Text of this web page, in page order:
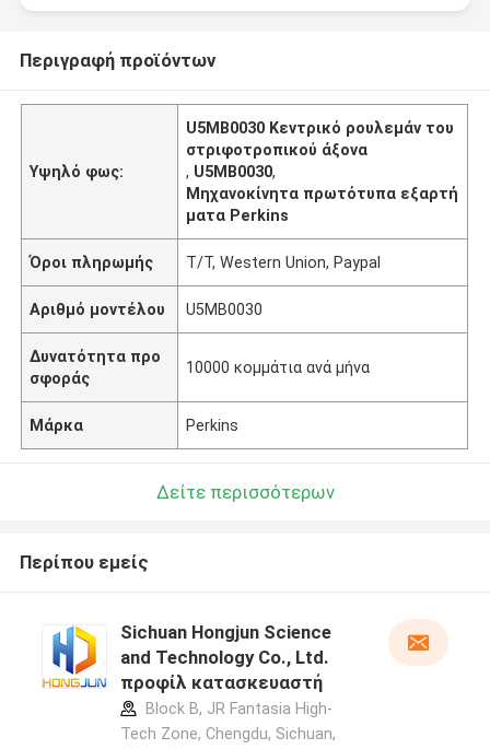
Περιγραφή προϊόντων
Υψηλό φως:
U5MB0030 Κεντρικό ρουλεμάν του
στριφοτροπικού άξονα
, U5MB0030,
Μηχανοκίνητα πρωτότυπα εξαρτή
ματα Perkins
Όροι πληρωμής T/T, Western Union, Paypal
Αριθμό μοντέλου U5MB0030
Δυνατότητα προ
σφοράς
10000 κομμάτια ανά μήνα
Μάρκα Perkins
Δείτε περισσότερων
Περίπου εμείς
Sichuan Hongjun Science
and Technology Co., Ltd.
προφίλ κατασκευαστή
Block B, JR Fantasia High-
Tech Zone, Chengdu, Sichuan,